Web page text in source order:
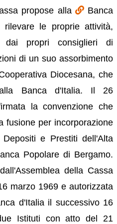
propose alla
Banca
le proprie attività,
dai propri consiglieri di
di un suo assorbimento
Diocesana, che
Banca d'Italia. Il 26
la convenzione che
fusione per incorporazione
e Prestiti dell'Alta
Popolare di Bergamo.
della Cassa
marzo 1969 e autorizzata
d'Italia il successivo 16
Istituti con atto del 21